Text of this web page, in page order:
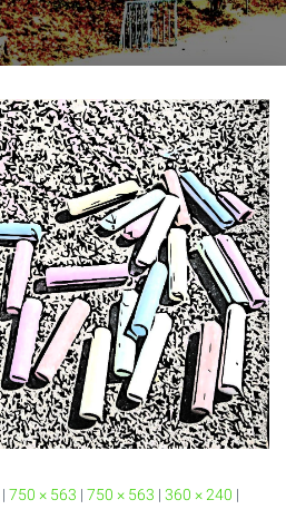
H
N
| 750 × 563 | 750 × 563 | 360 × 240 |